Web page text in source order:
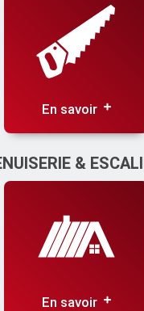
En savoir
&
En savoir